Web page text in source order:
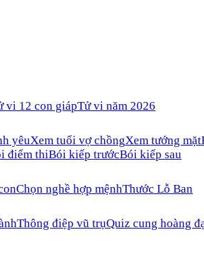
vi 12 con giápTử vi năm 2026
yêuXem tuổi vợ chồngXem tướng mặt
điểm thiBói kiếp trướcBói kiếp sau
Chọn nghề hợp mệnhThước Lỗ Ban
Thông điệp vũ trụQuiz cung hoàng